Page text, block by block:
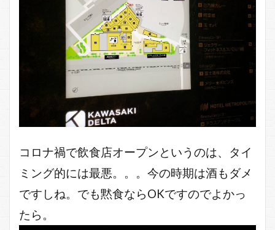
コロナ禍で飲食店オープンというのは、タイ
ミング的には最悪。。。今の時期は酒もダメ
ですしね。でも黙食ならOKですのでよかっ
たら。